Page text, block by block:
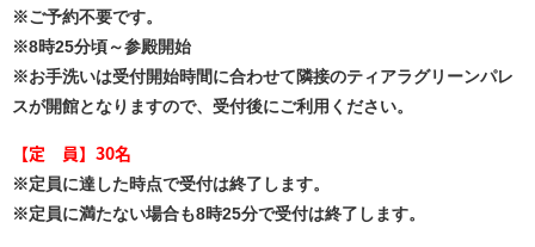
※ご予約不要です。
※8時25分頃～参殿開始
※お手洗いは受付開始時間に合わせて隣接のティアラグリーンパレ
スが開館となりますので、受付後にご利用ください。
【定 員】30名
※定員に達した時点で受付は終了します。
※定員に満たない場合も8時25分で受付は終了します。